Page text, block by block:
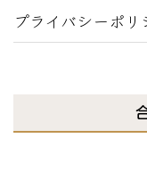
プライバシーポリ